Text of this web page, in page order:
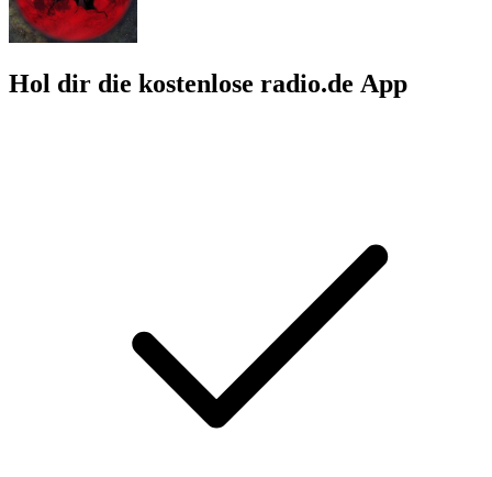
Hol dir die kostenlose radio.de App